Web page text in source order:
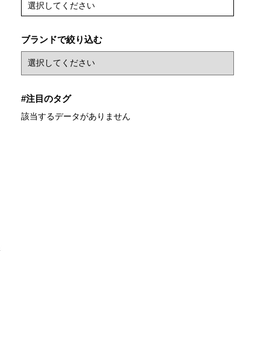
選択してください
ブランドで絞り込む
#注目のタグ
該当するデータがありません